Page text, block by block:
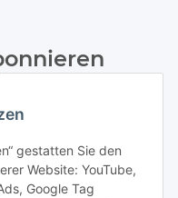
gestatten Sie den
Website: YouTube,
Google Tag
jederzeit widerruflich
Abonnieren